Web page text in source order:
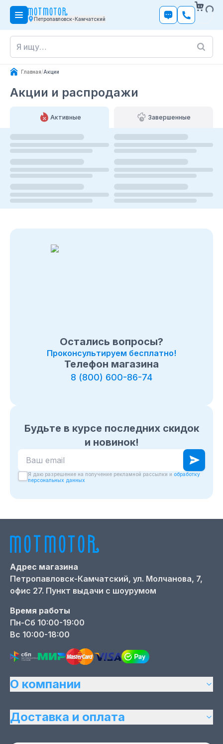
Петропавловск-Камчатский
Главная/Акции
Акции и распродажи
Активные Завершенные
Будьте в курсе последних скидок
и новинок!
Ваш email для подписки на новости
Я даю разрешение на получение рекламной рассылки и обработку
персональных данных
Остались вопросы?
Проконсультируем бесплатно!
Телефон магазина
8 (800) 600-86-74
Адрес магазина
Петропавловск-Камчатский, ул. Молчанова, 7,
офис 27. Пункт выдачи с шоурумом
Время работы
Пн-Сб 10:00-19:00
Вс 10:00-18:00
О компании
Доставка и оплата